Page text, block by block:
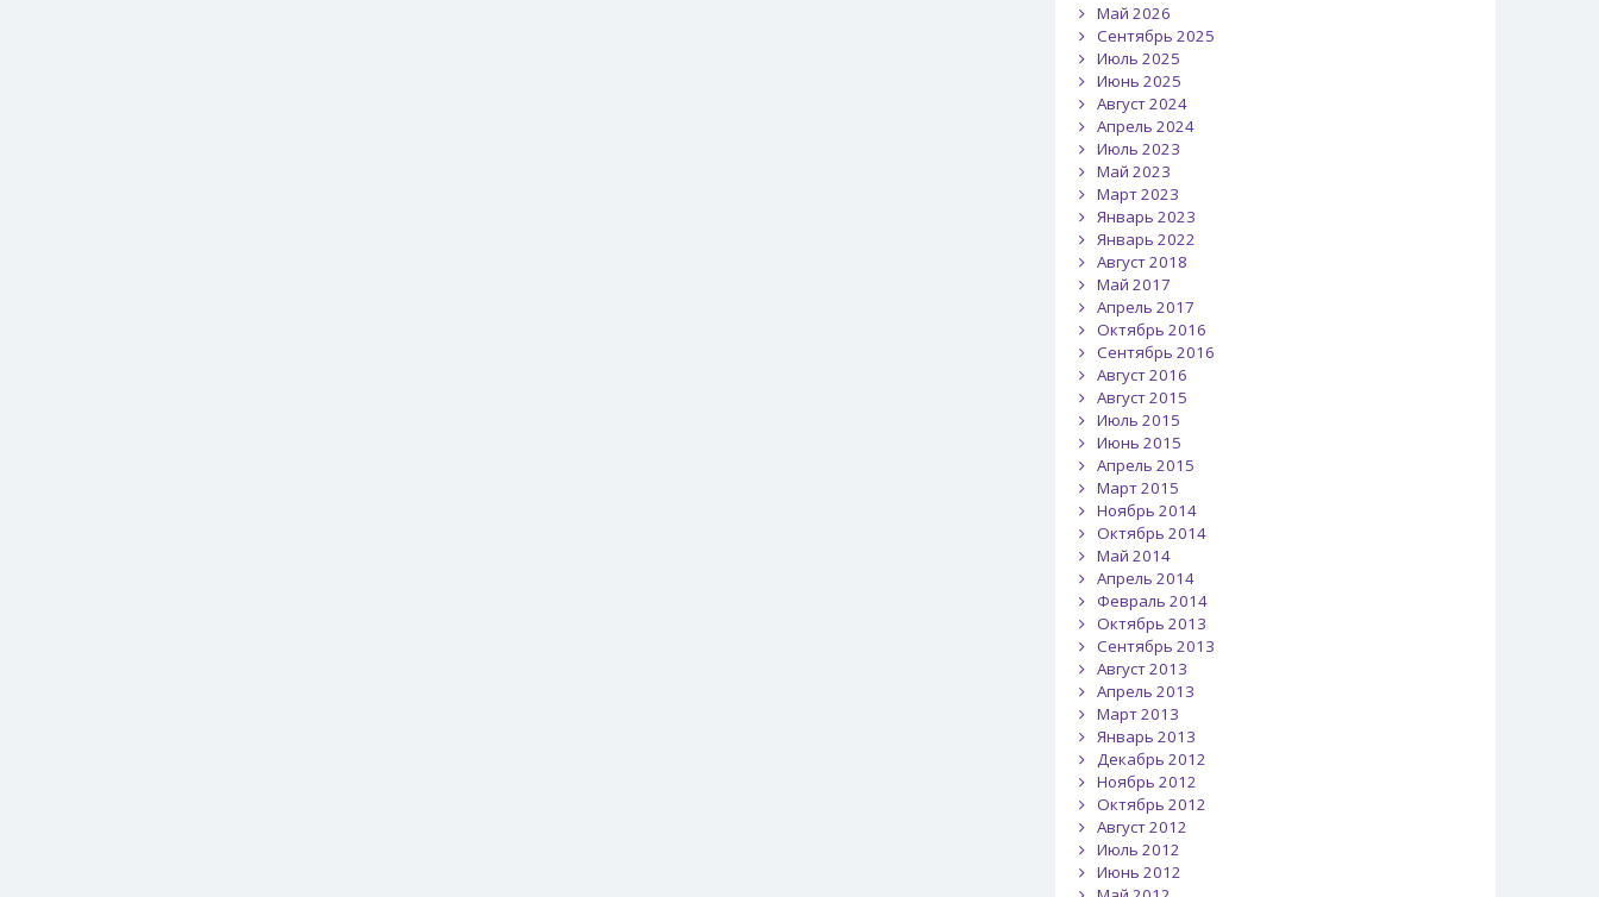
Май 2026
Сентябрь 2025
Июль 2025
Июнь 2025
Август 2024
Апрель 2024
Июль 2023
Май 2023
Март 2023
Январь 2023
Январь 2022
Август 2018
Май 2017
Апрель 2017
Октябрь 2016
Сентябрь 2016
Август 2016
Август 2015
Июль 2015
Июнь 2015
Апрель 2015
Март 2015
Ноябрь 2014
Октябрь 2014
Май 2014
Апрель 2014
Февраль 2014
Октябрь 2013
Сентябрь 2013
Август 2013
Апрель 2013
Март 2013
Январь 2013
Декабрь 2012
Ноябрь 2012
Октябрь 2012
Август 2012
Июль 2012
Июнь 2012